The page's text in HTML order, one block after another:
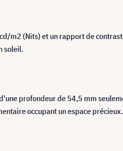
m2 (Nits) et un rapport de
soleil.
profondeur de 54,5 mm
occupant un espace précieux.